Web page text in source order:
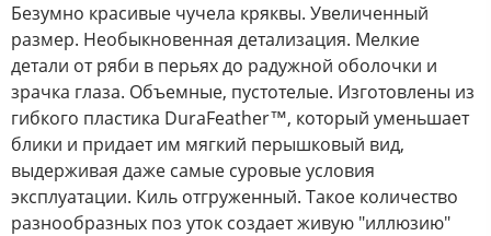
Безумно красивые чучела кряквы. Увеличенный
размер. Необыкновенная детализация. Мелкие
детали от ряби в перьях до радужной оболочки и
зрачка глаза. Объемные, пустотелые. Изготовлены из
гибкого пластика DuraFeather™, который уменьшает
блики и придает им мягкий перышковый вид,
выдерживая даже самые суровые условия
эксплуатации. Киль отгруженный. Такое количество
разнообразных поз уток создает живую "иллюзию"